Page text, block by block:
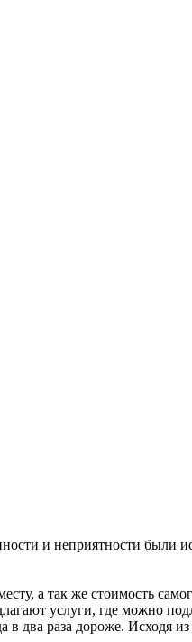
и неприятности были
а так же стоимость
услуги, где можно
в два раза дороже. Исходя